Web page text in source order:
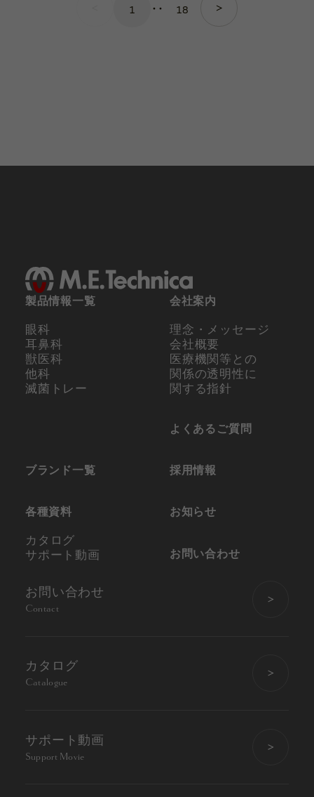
1 ‥ 18
製品情報一覧
眼科
耳鼻科
獣医科
他科
滅菌トレー
ブランド一覧
各種資料
カタログ
サポート動画
会社案内
理念・メッセージ
会社概要
医療機関等との
関係の透明性に
関する指針
よくあるご質問
採用情報
お知らせ
お問い合わせ
お問い合わせ
Contact
カタログ
Catalogue
サポート動画
Support Movie